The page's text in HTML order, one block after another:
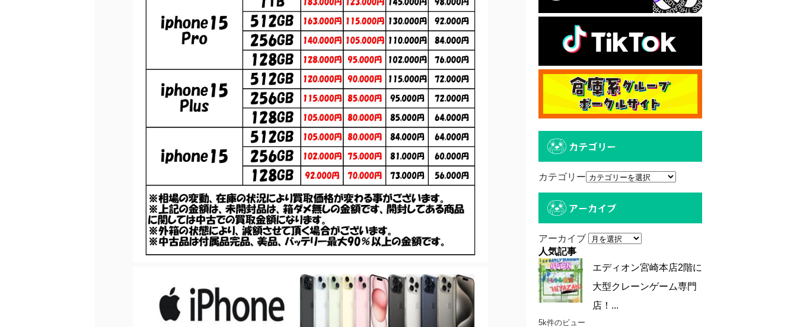
カテゴリー
カテゴリー
アーカイブ
アーカイブ
人気記事
エディオン宮崎本店2階に
大型クレーンゲーム専門
店！...
5k件のビュー